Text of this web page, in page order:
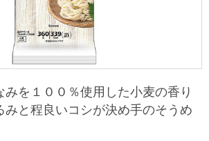
組み
券
ること
ることトップ
取り
プ
ディングスの重点課題
基本方針
募集 物件募集・購入
みを１００％使用した小麦の香り
みと程良いコシが決め手のそうめ